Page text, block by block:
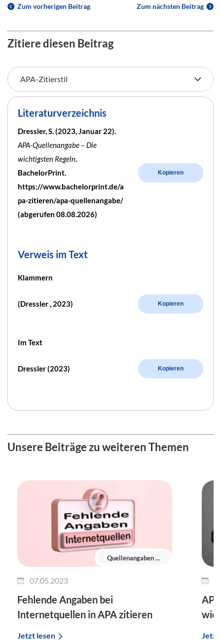
Zum vorherigen Beitrag Zum nächsten Beitrag
Zitiere diesen Beitrag
Literaturverzeichnis
Dressler, S. (2023, Januar 22).
APA-Quellenangabe – Die
wichtigsten Regeln.
BachelorPrint.
https://www.bachelorprint.de/a
pa-zitieren/apa-quellenangabe/
(abgerufen 08.08.2026)
Kopieren
Verweis im Text
Klammern
(Dressler , 2023) Kopieren
Im Text
Dressler (2023) Kopieren
Unsere Beiträge zu weiteren Themen
Quellenangaben ...
07.05.2023
Fehlende Angaben bei
Internetquellen in APA zitieren
Jetzt lesen Jetzt